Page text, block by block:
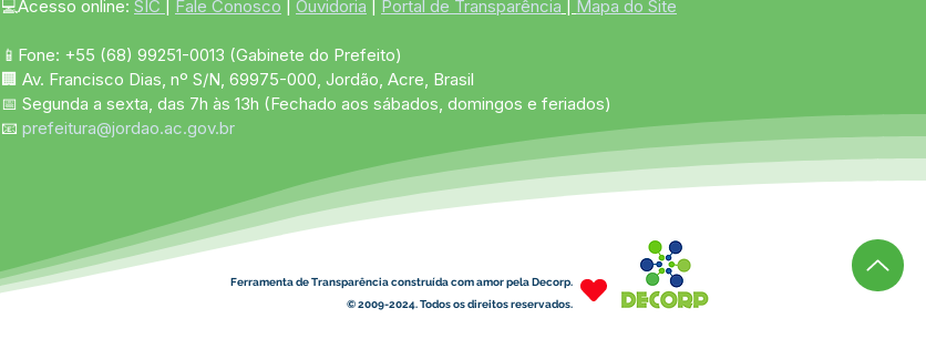
💻Acesso online: SIC Fale Conosco Ouvidoria Portal de Transparência Mapa do Site
📱Fone: +55 (68) 99251-0013 (Gabinete do Prefeito)
🏢 Av. Francisco Dias, nº S/N, 69975-000, Jordão, Acre, Brasil
📅 Segunda a sexta, das 7h às 13h (Fechado aos sábados, domingos e feriados)
📧 prefeitura@jordao.ac.gov.br
Ferramenta de Transparência construída com amor pela Decorp.
© 2009-2024. Todos os direitos reservados.